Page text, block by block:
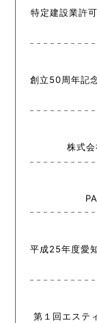
特定建設業許
創立50周年記
株式
平成25年度愛
第１回エステ